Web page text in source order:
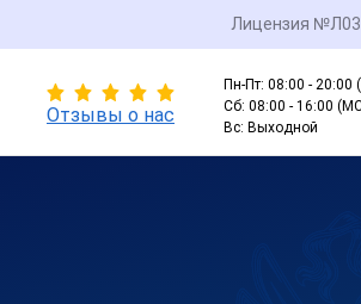
Лицензия
Отзывы о нас
Пн-Пт: 08:00 - 20:00
Сб: 08:00 - 16:00
Вс: Выходной